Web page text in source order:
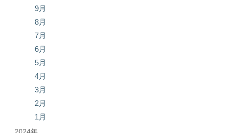
9月
8月
7月
6月
5月
4月
3月
2月
1月